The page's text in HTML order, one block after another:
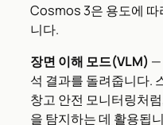
Cosmos 3은 용도에 따
니다.
장면 이해 모드(VLM) —
석 결과를 돌려줍니다.
창고 안전 모니터링처
을 탐지하는 데 활용됩